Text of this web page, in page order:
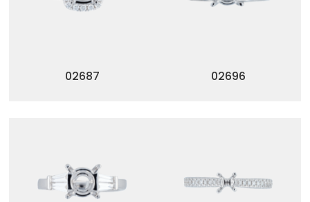
02687 02696